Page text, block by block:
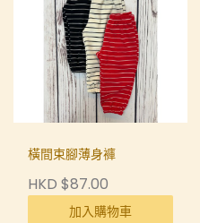
橫間束腳薄身褲
HKD $87.00
加入購物車